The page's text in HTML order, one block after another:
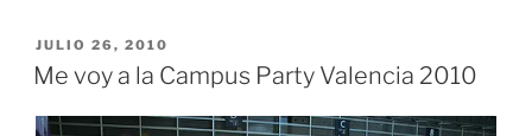
PUBLICADO
EL
JULIO 26, 2010
Me voy a la Campus Party Valencia 2010